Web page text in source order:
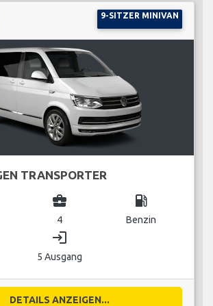
9-SITZER MINIVAN
TRANSPORTER
business_center
4
local_gas_station
Benzin
login
5 Ausgang
DETAILS ANZEIGEN...